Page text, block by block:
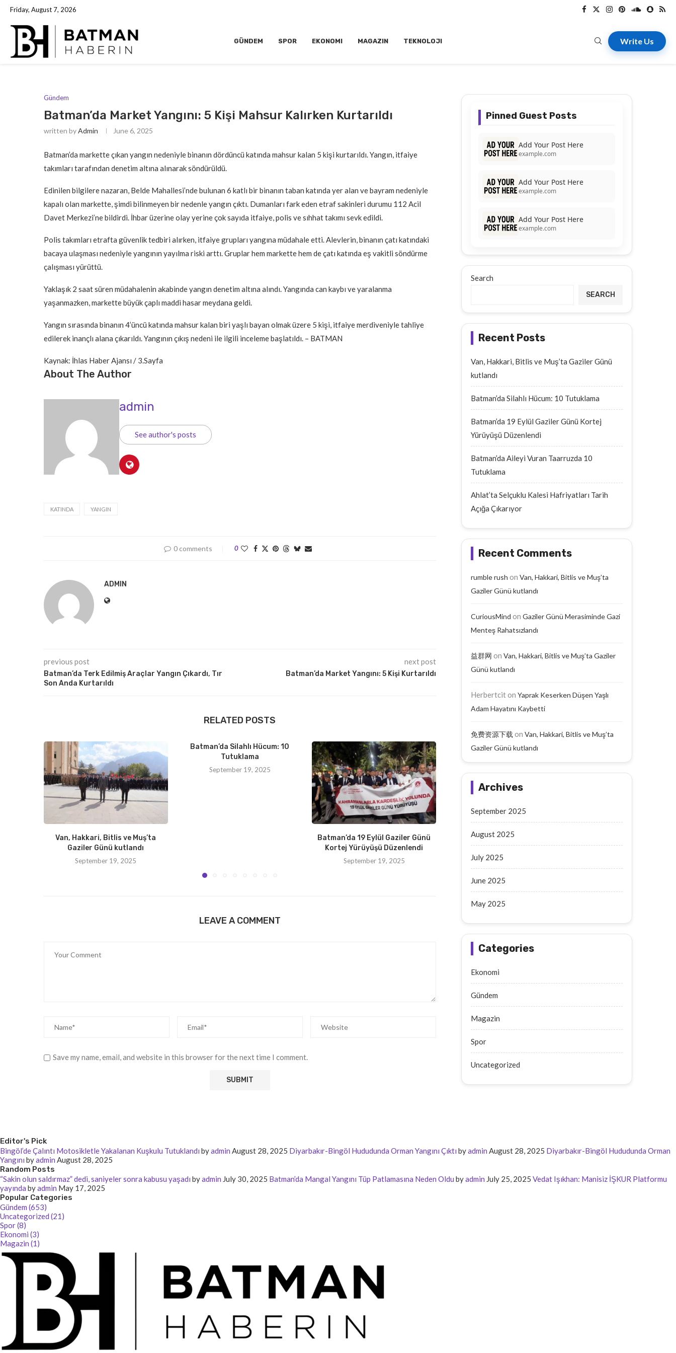
Friday, August 7, 2026
GÜNDEM SPOR EKONOMI MAGAZIN TEKNOLOJI Write Us
Gündem
Batman’da Market Yangını: 5 Kişi Mahsur Kalırken Kurtarıldı
written byAdmin June 6, 2025
Batman’da markette çıkan yangın nedeniyle binanın dördüncü katında mahsur kalan 5 kişi kurtarıldı. Yangın, itfaiye
takımları tarafından denetim altına alınarak söndürüldü.
Edinilen bilgilere nazaran, Belde Mahallesi’nde bulunan 6 katlı bir binanın taban katında yer alan ve bayram nedeniyle
kapalı olan markette, şimdi bilinmeyen bir nedenle yangın çıktı. Dumanları fark eden etraf sakinleri durumu 112 Acil
Davet Merkezi’ne bildirdi. İhbar üzerine olay yerine çok sayıda itfaiye, polis ve sıhhat takımı sevk edildi.
Polis takımları etrafta güvenlik tedbiri alırken, itfaiye grupları yangına müdahale etti. Alevlerin, binanın çatı katındaki
bacaya ulaşması nedeniyle yangının yayılma riski arttı. Gruplar hem markette hem de çatı katında eş vakitli söndürme
çalışması yürüttü.
Yaklaşık 2 saat süren müdahalenin akabinde yangın denetim altına alındı. Yangında can kaybı ve yaralanma
yaşanmazken, markette büyük çaplı maddi hasar meydana geldi.
Yangın sırasında binanın 4’üncü katında mahsur kalan biri yaşlı bayan olmak üzere 5 kişi, itfaiye merdiveniyle tahliye
edilerek inançlı alana çıkarıldı. Yangının çıkış nedeni ile ilgili inceleme başlatıldı. – BATMAN
Kaynak: İhlas Haber Ajansı / 3.Sayfa
About The Author
admin
See author's posts
KATINDA YANGIN
0 comments 0
ADMIN
previous post
Batman’da Terk Edilmiş Araçlar Yangın Çıkardı, Tır
Son Anda Kurtarıldı
next post
Batman’da Market Yangını: 5 Kişi Kurtarıldı
RELATED POSTS
Van, Hakkari, Bitlis ve Muş’ta
Gaziler Günü kutlandı
September 19, 2025
Batman’da Silahlı Hücum: 10
Tutuklama
September 19, 2025
Batman’da 19 Eylül Gaziler Günü
Kortej Yürüyüşü Düzenlendi
September 19, 2025
Batman’da Aileyi Vuran Taarruzda
Hafriyatları Tarih Açığa
LEAVE A COMMENT
Save my name, email, and website in this browser for the next time I comment.
Pinned Guest Posts
Add Your Post Here
example.com
Add Your Post Here
example.com
Add Your Post Here
example.com
Search
SEARCH
Recent Posts
Van, Hakkari, Bitlis ve Muş’ta Gaziler Günü
kutlandı
Batman’da Silahlı Hücum: 10 Tutuklama
Batman’da 19 Eylül Gaziler Günü Kortej
Yürüyüşü Düzenlendi
Batman’da Aileyi Vuran Taarruzda 10
Tutuklama
Ahlat’ta Selçuklu Kalesi Hafriyatları Tarih
Açığa Çıkarıyor
Recent Comments
rumble rush on Van, Hakkari, Bitlis ve Muş’ta
Gaziler Günü kutlandı
CuriousMind on Gaziler Günü Merasiminde Gazi
Menteş Rahatsızlandı
益群网 on Van, Hakkari, Bitlis ve Muş’ta Gaziler
Günü kutlandı
Herbertciton Yaprak Keserken Düşen Yaşlı
Adam Hayatını Kaybetti
免费资源下载 on Van, Hakkari, Bitlis ve Muş’ta
Gaziler Günü kutlandı
Archives
September 2025
August 2025
July 2025
June 2025
May 2025
Categories
Ekonomi
Gündem
Magazin
Spor
Uncategorized
Editor's Pick
Bingöl’de Çalıntı Motosikletle Yakalanan Kuşkulu Tutuklandı byadmin August 28, 2025 Diyarbakır-Bingöl Hududunda Orman Yangını Çıktı byadmin August 28, 2025 Diyarbakır-Bingöl Hududunda Orman
Yangını byadmin August 28, 2025
Random Posts
“Sakin olun saldırmaz” dedi, saniyeler sonra kabusu yaşadı byadmin July 30, 2025 Batman’da Mangal Yangını Tüp Patlamasına Neden Oldu byadmin July 25, 2025 Vedat Işıkhan: Manisiz İŞKUR Platformu
yayında byadmin May 17, 2025
Popular Categories
Gündem (653)
Uncategorized (21)
Spor (8)
Ekonomi (3)
Magazin (1)